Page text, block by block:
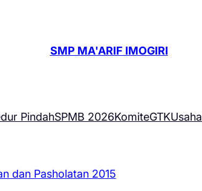
SMP MA'ARIF IMOGIRI
PindahSPMB 2026KomiteGTKUsaha
dan Pasholatan 2015